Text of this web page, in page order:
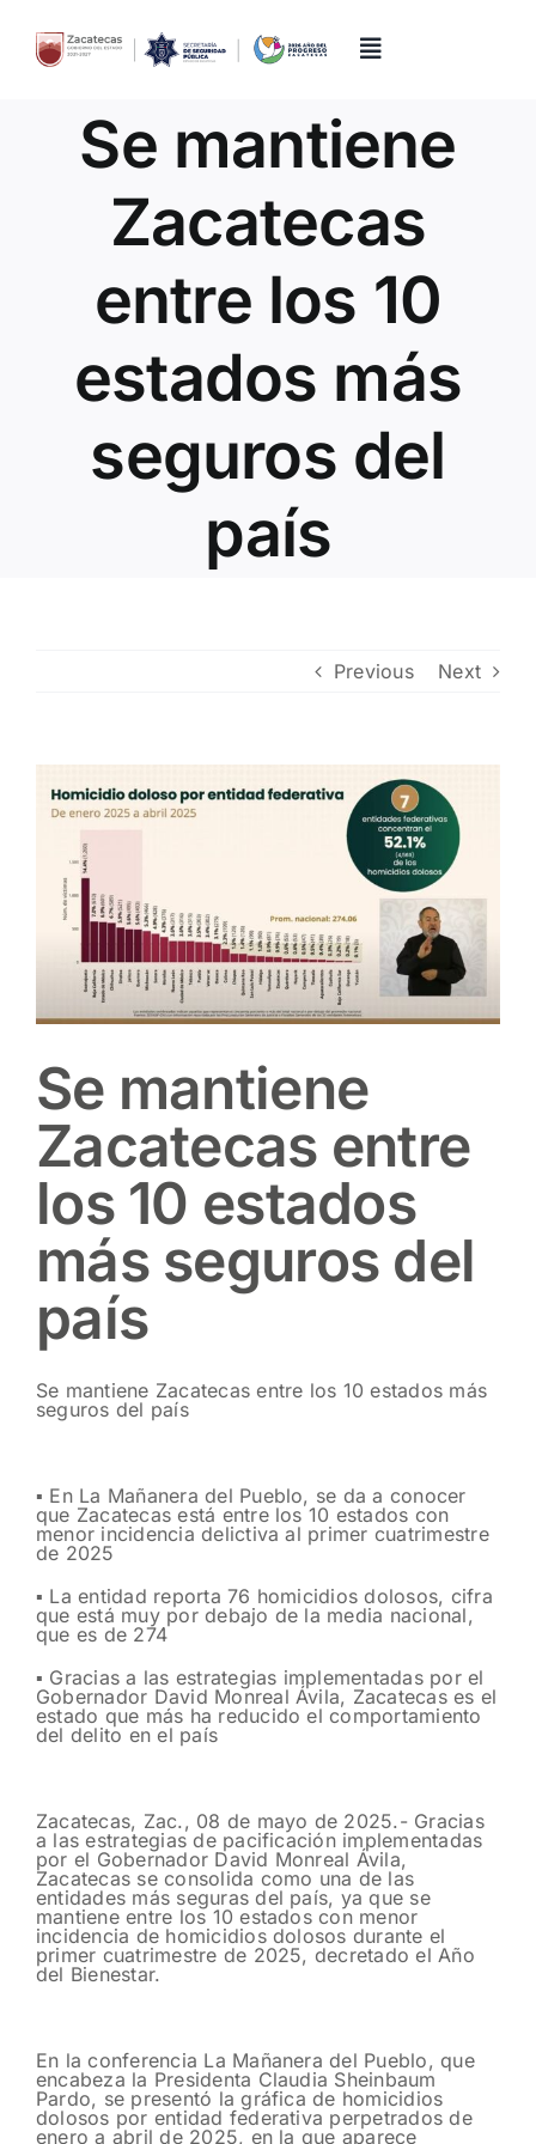
content
Toggle
Quiénes Somos
Trámites y Servicios
Transparencia
Se mantiene
Zacatecas
entre los 10
estados más
seguros del
país
Previous Next
View
Larger
Image
Se mantiene
Zacatecas entre
los 10 estados
más seguros del
país
Se mantiene Zacatecas entre los 10 estados más
seguros del país
▪️ En La Mañanera del Pueblo, se da a conocer
que Zacatecas está entre los 10 estados con
menor incidencia delictiva al primer cuatrimestre
de 2025
▪️ La entidad reporta 76 homicidios dolosos, cifra
que está muy por debajo de la media nacional,
que es de 274
▪️ Gracias a las estrategias implementadas por el
Gobernador David Monreal Ávila, Zacatecas es el
estado que más ha reducido el comportamiento
del delito en el país
Zacatecas, Zac., 08 de mayo de 2025.- Gracias
a las estrategias de pacificación implementadas
por el Gobernador David Monreal Ávila,
Zacatecas se consolida como una de las
entidades más seguras del país, ya que se
mantiene entre los 10 estados con menor
incidencia de homicidios dolosos durante el
primer cuatrimestre de 2025, decretado el Año
del Bienestar.
En la conferencia La Mañanera del Pueblo, que
encabeza la Presidenta Claudia Sheinbaum
Pardo, se presentó la gráfica de homicidios
dolosos por entidad federativa perpetrados de
enero a abril de 2025, en la que aparece